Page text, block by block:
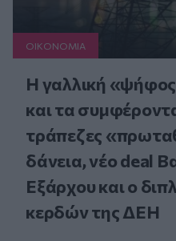
ΟΙΚΟΝΟΜΙΑ
Η γαλλική
και τα
τράπεζες
δάνεια, νέο deal
Εξάρχου και ο
κερδών της ΔΕΗ